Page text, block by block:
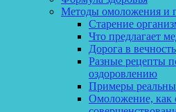
Методы омоложения и
Старение
Что предлагает
Дорога в вечность
Разные рецепты
оздоровлению
Примеры
Омоложение, как